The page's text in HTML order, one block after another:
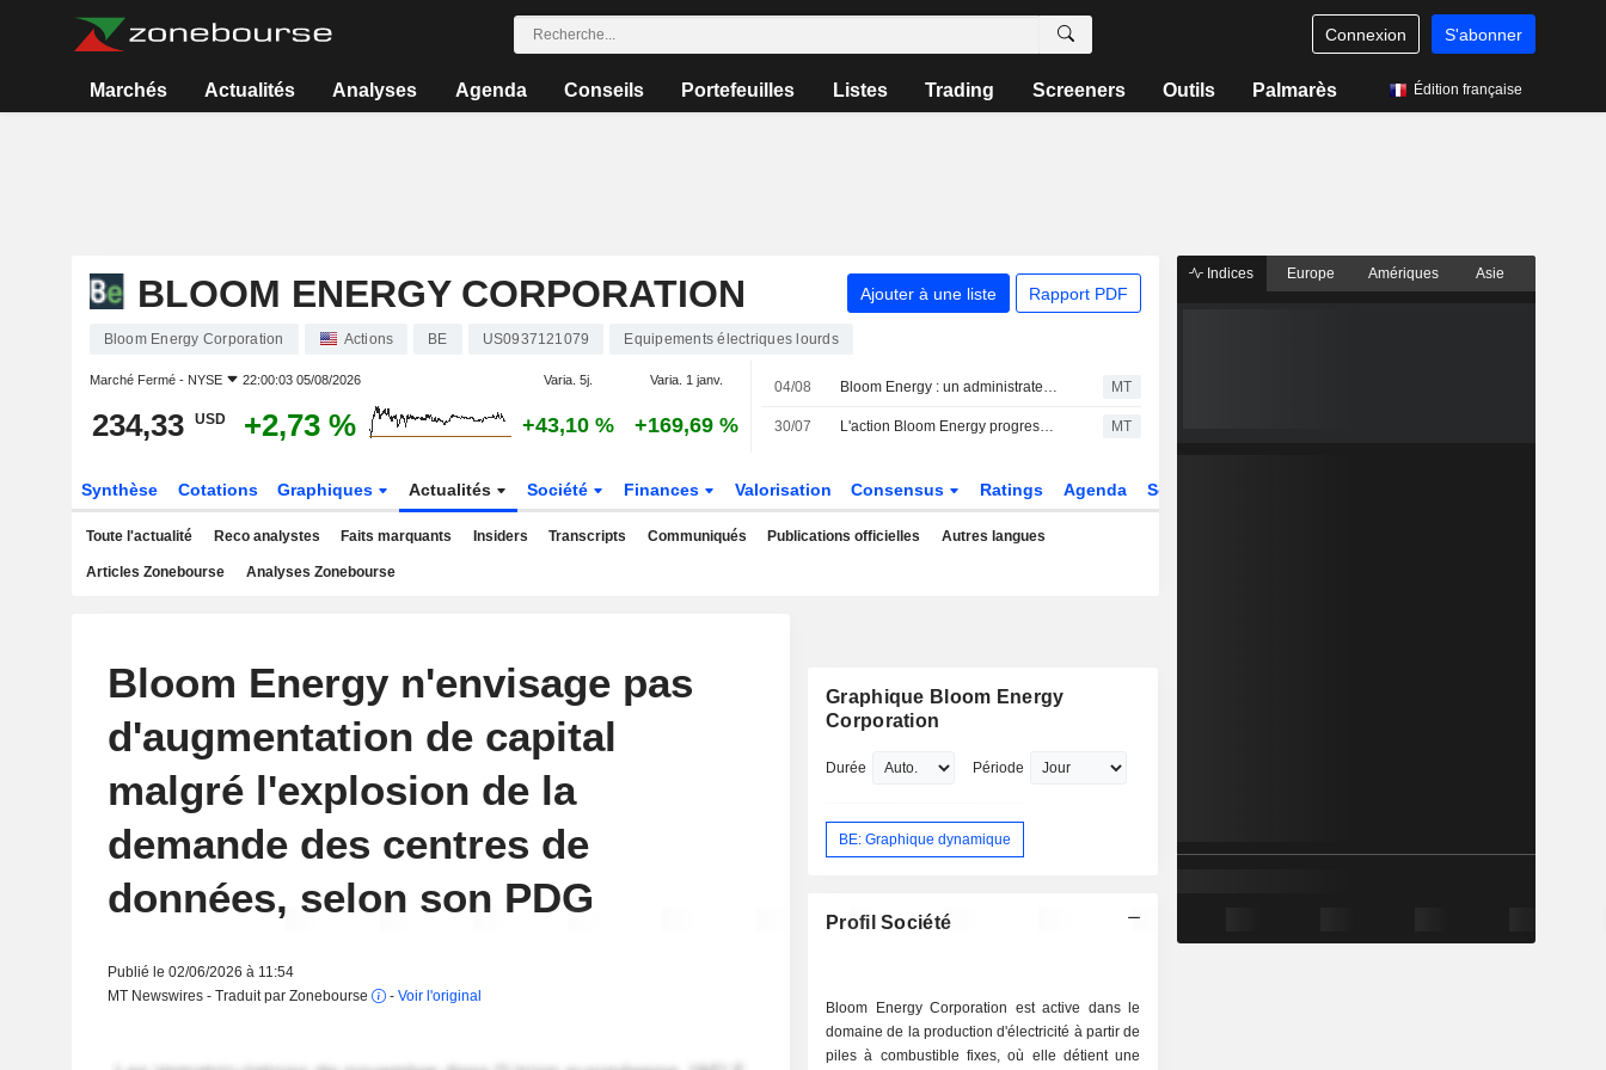
Connexion S'abonner
Marchés Actualités Analyses Agenda Conseils Portefeuilles Listes Trading Screeners Outils Palmarès Édition française
BLOOM ENERGY CORPORATION Ajouter à une liste Rapport PDF
Bloom Energy Corporation Actions BE US0937121079 Equipements électriques lourds
Marché Fermé - NYSE 22:00:03 05/08/2026 Varia. 5j. Varia. 1 janv.
234,33 USD +2,73 % +43,10 % +169,69 %
04/08 Bloom Energy : un administrateur cède pour 3 083 700 $ d'actions, selon un document de la SEC MT
30/07 L'action Bloom Energy progresse après le relèvement de recommandation de Mizuho MT
Synthèse Cotations Graphiques Actualités Société Finances Valorisation Consensus Ratings Agenda Secteur
Toute l'actualité Reco analystes Faits marquants Insiders Transcripts Communiqués Publications officielles Autres langues
Articles Zonebourse Analyses Zonebourse
Bloom Energy n'envisage pas
d'augmentation de capital
malgré l'explosion de la
demande des centres de
données, selon son PDG
Publié le 02/06/2026 à 11:54
MT Newswires - Traduit par Zonebourse
- Voir l'original
Graphique Bloom Energy
Corporation
Durée Période
BE: Graphique dynamique
Profil Société
Bloom Energy Corporation est active dans le
domaine de la production d'électricité à partir de
piles à combustible fixes, où elle détient une
Indices Europe Amériques Asie